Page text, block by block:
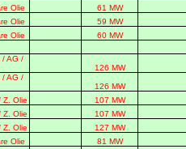
Olie 61 MW
Olie 59 MW
Olie 60 MW
/ AG /
126 MW
/ AG /
126 MW
Z. Olie 107 MW
Z. Olie 107 MW
Z. Olie 127 MW
Olie 81 MW